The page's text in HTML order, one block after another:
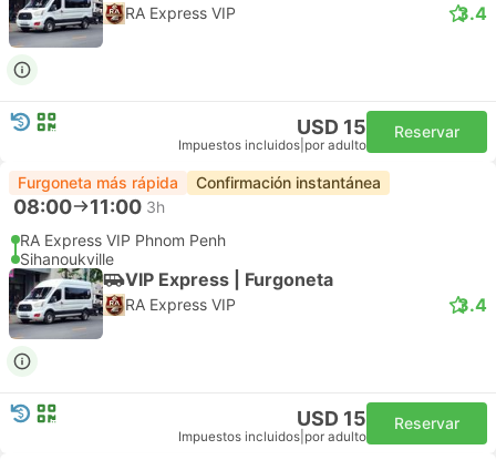
RA Express VIP 3.4
USD 15
Impuestos incluidos por adulto
Reservar
Furgoneta más rápida Confirmación instantánea
08:00 11:00 3h
RA Express VIP Phnom Penh
Sihanoukville
VIP Express | Furgoneta
RA Express VIP 3.4
USD 15
Impuestos incluidos por adulto
Reservar